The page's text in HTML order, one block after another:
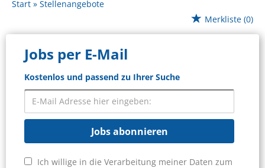
Start
Stellenangebote
Merkliste (0)
Jobs per E-Mail
Kostenlos und passend zu Ihrer Suche
Jobs abonnieren
Ich willige in die Verarbeitung meiner Daten zum